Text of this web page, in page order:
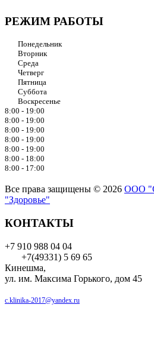
РЕЖИМ РАБОТЫ
Понедельник
Вторник
Среда
Четверг
Пятница
Суббота
Воскресенье
8:00 - 19:00
8:00 - 19:00
8:00 - 19:00
8:00 - 19:00
8:00 - 19:00
8:00 - 18:00
8:00 - 17:00
Все права защищены © 2026 ООО
"Здоровье"
КОНТАКТЫ
+7 910 988 04 04
+7(49331) 5 69 65
Кинешма,
ул. им. Максима Горького, дом 45
c.klinika-2017@yandex.ru